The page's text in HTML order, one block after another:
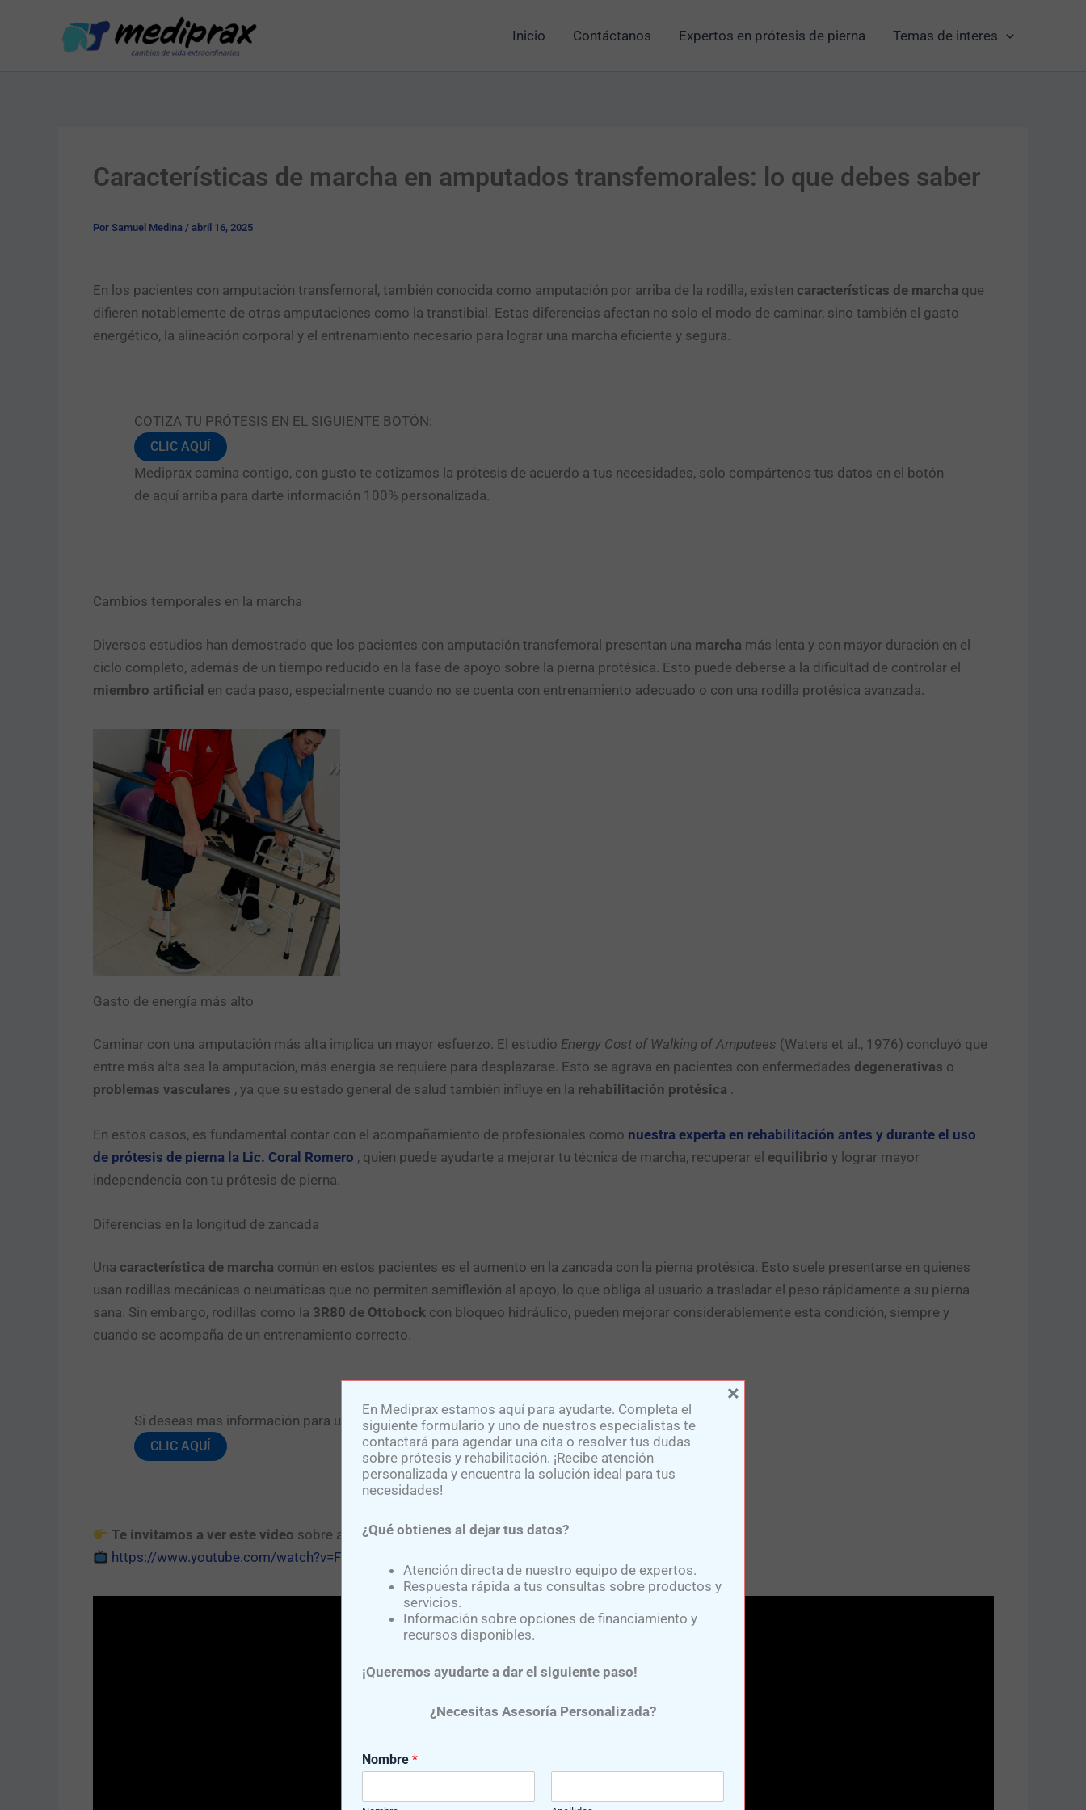
Inicio Contáctanos Expertos en prótesis de pierna Temas de interes
Características de marcha en amputados transfemorales: lo que debes saber
Por Samuel Medina / abril 16, 2025
En los pacientes con amputación transfemoral, también conocida como amputación por arriba de la rodilla, existen características de marcha que
difieren notablemente de otras amputaciones como la transtibial. Estas diferencias afectan no solo el modo de caminar, sino también el gasto
energético, la alineación corporal y el entrenamiento necesario para lograr una marcha eficiente y segura.
COTIZA TU PRÓTESIS EN EL SIGUIENTE BOTÓN:
CLIC AQUÍ
Mediprax camina contigo, con gusto te cotizamos la prótesis de acuerdo a tus necesidades, solo compártenos tus datos en el botón
de aquí arriba para darte información 100% personalizada.
Cambios temporales en la marcha
Diversos estudios han demostrado que los pacientes con amputación transfemoral presentan una marcha más lenta y con mayor duración en el
ciclo completo, además de un tiempo reducido en la fase de apoyo sobre la pierna protésica. Esto puede deberse a la dificultad de controlar el
miembro artificial en cada paso, especialmente cuando no se cuenta con entrenamiento adecuado o con una rodilla protésica avanzada.
Gasto de energía más alto
Caminar con una amputación más alta implica un mayor esfuerzo. El estudio Energy Cost of Walking of Amputees (Waters et al., 1976) concluyó que
entre más alta sea la amputación, más energía se requiere para desplazarse. Esto se agrava en pacientes con enfermedades degenerativas o
problemas vasculares , ya que su estado general de salud también influye en la rehabilitación protésica .
En estos casos, es fundamental contar con el acompañamiento de profesionales como nuestra experta en rehabilitación antes y durante el uso
de prótesis de pierna la Lic. Coral Romero , quien puede ayudarte a mejorar tu técnica de marcha, recuperar el equilibrio y lograr mayor
independencia con tu prótesis de pierna.
Diferencias en la longitud de zancada
Una característica de marcha común en estos pacientes es el aumento en la zancada con la pierna protésica. Esto suele presentarse en quienes
usan rodillas mecánicas o neumáticas que no permiten semiflexión al apoyo, lo que obliga al usuario a trasladar el peso rápidamente a su pierna
sana. Sin embargo, rodillas como la 3R80 de Ottobockcon bloqueo hidráulico, pueden mejorar considerablemente esta condición, siempre y
cuando se acompaña de un entrenamiento correcto.
Si deseas mas información para una prótesis da clic al siguiente botón:​
CLIC AQUÍ
Te invitamos a ver este video sobre amputaciones y rehabilitación:
https://www.youtube.com/watch?v=FnaupBRGNFk
En Mediprax estamos aquí para ayudarte. Completa el
siguiente formulario y uno de nuestros especialistas te
contactará para agendar una cita o resolver tus dudas
sobre prótesis y rehabilitación. ¡Recibe atención
personalizada y encuentra la solución ideal para tus
necesidades!
¿Qué obtienes al dejar tus datos?
Atención directa de nuestro equipo de expertos.
Respuesta rápida a tus consultas sobre productos y
servicios.
Información sobre opciones de financiamiento y
recursos disponibles.
¡Queremos ayudarte a dar el siguiente paso!
¿Necesitas Asesoría Personalizada?
Nombre *
×